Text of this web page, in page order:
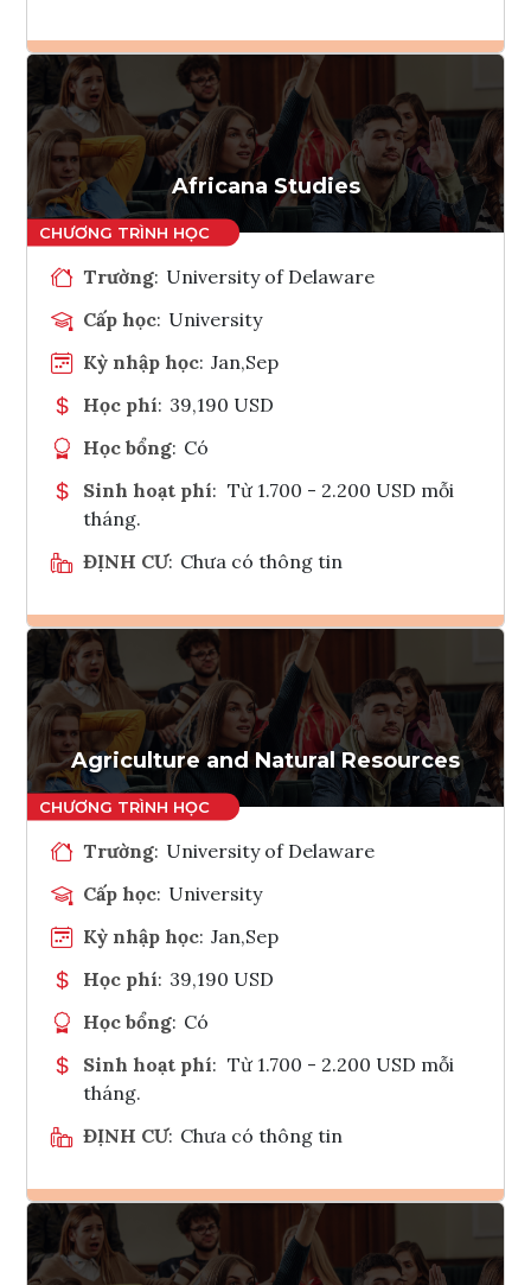
Ghi danh
Tham vấn Interlink
Africana Studies
Trường: University of Delaware
Cấp học: University
Kỳ nhập học: Jan,Sep
Học phí: 39,190 USD
Học bổng: Có
Sinh hoạt phí: Từ 1.700 - 2.200 USD mỗi
tháng.
ĐỊNH CƯ: Chưa có thông tin
Ghi danh
Tham vấn Interlink
Agriculture and Natural Resources
Trường: University of Delaware
Cấp học: University
Kỳ nhập học: Jan,Sep
Học phí: 39,190 USD
Học bổng: Có
Sinh hoạt phí: Từ 1.700 - 2.200 USD mỗi
tháng.
ĐỊNH CƯ: Chưa có thông tin
Ghi danh